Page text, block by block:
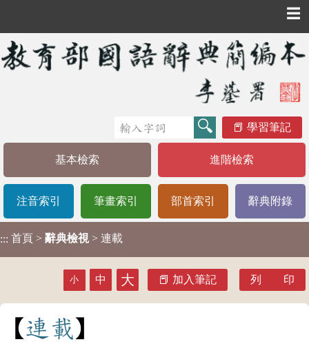
☰
學習筆記
基本檢索 進階檢索
注音索引 筆畫索引 部首索引 辭典附錄
::: 首頁 > 辭典檢視 > 連載
小 中 大 加入筆記 列 印
連 載